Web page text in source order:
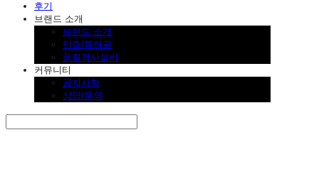
후기
브랜드 소개
브랜드 소개
인증/특허권
품질검사설비
커뮤니티
공지사항
상담/문의